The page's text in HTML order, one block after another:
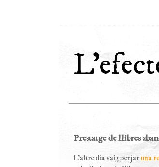
Prestatge de llibres
L’altre dia vaig penjaruna